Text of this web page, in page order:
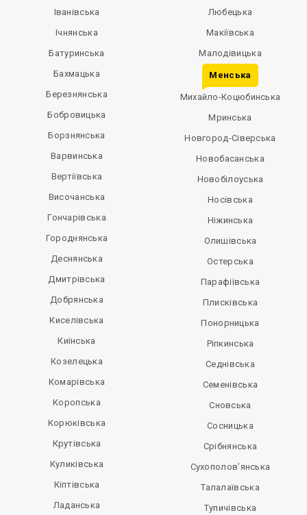
Іванівська
Ічнянська
Батуринська
Бахмацька
Березнянська
Бобровицька
Борзнянська
Варвинська
Вертіївська
Височанська
Гончарівська
Городнянська
Деснянська
Дмитрівська
Добрянська
Киселівська
Киїнська
Козелецька
Комарівська
Коропська
Корюківська
Крутівська
Куликівська
Кіптівська
Ладанська
Любецька
Макіївська
Малодівицька
Менська
Михайло-Коцюбинська
Мринська
Новгород-Сіверська
Новобасанська
Новобілоуська
Носівська
Ніжинська
Олишівська
Остерська
Парафіївська
Плисківська
Понорницька
Ріпкинська
Седнівська
Семенівська
Сновська
Сосницька
Срібнянська
Сухополов’янська
Талалаївська
Тупичівська